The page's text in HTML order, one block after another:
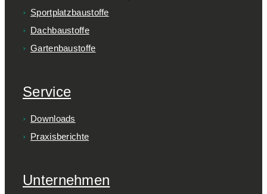
Sportplatzbaustoffe
Dachbaustoffe
Gartenbaustoffe
Service
Downloads
Praxisberichte
Unternehmen